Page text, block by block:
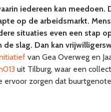
iedereen kan meedoen.
op de arbeidsmarkt.
situaties even een stap
de slag. Dan kan
van Gea Overweg en
uit Tilburg, waar een
zorgen dat